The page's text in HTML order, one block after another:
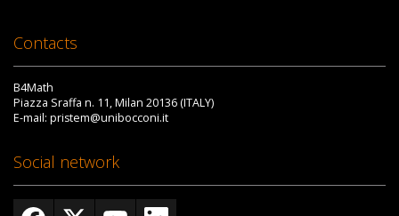
Contacts
B4Math
Piazza Sraffa n. 11, Milan 20136 (ITALY)
E-mail: pristem@unibocconi.it
Social network